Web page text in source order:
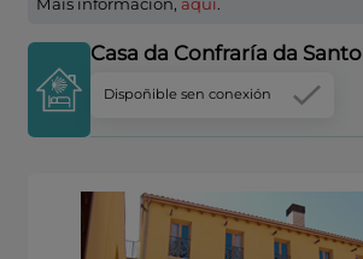
Casa da Confraría da Santo
Dispoñible sen conexión